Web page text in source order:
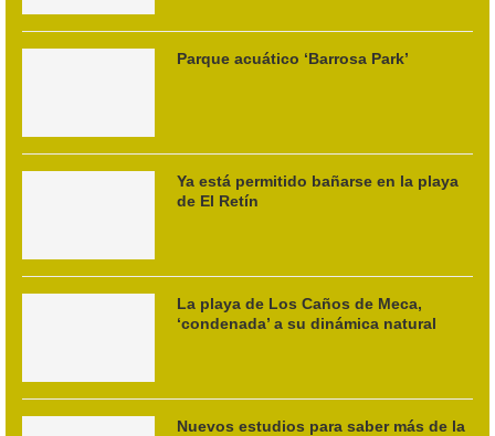
Parque acuático ‘Barrosa Park’
Ya está permitido bañarse en la playa
de El Retín
La playa de Los Caños de Meca,
‘condenada’ a su dinámica natural
Nuevos estudios para saber más de la